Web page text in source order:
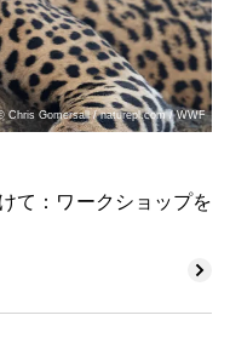
Chris Gomersall / naturepl.com / WWF
て：ワークショップを